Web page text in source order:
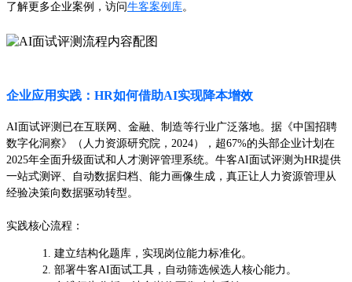
了解更多企业案例，访问牛客案例库。
企业应用实践：HR如何借助AI实现降本增效
AI面试评测已在互联网、金融、制造等行业广泛落地。据《中国招聘
数字化洞察》（人力资源研究院，2024），超67%的头部企业计划在
2025年全面升级面试和人才测评管理系统。牛客AI面试评测为HR提供
一站式测评、自动数据归档、能力画像生成，真正让人力资源管理从
经验决策向数据驱动转型。
实践核心流程：
建立结构化题库，实现岗位能力标准化。
部署牛客AI面试工具，自动筛选候选人核心能力。